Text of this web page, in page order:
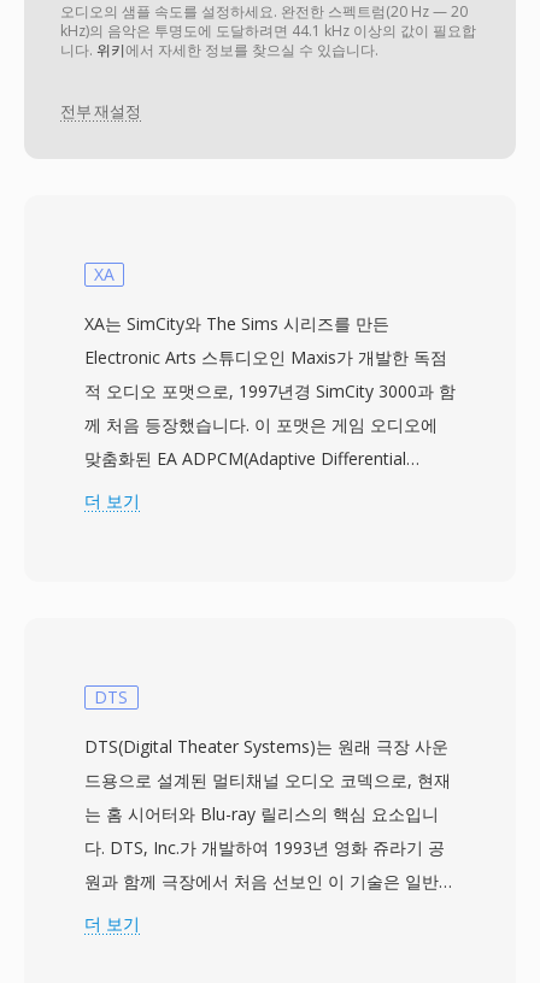
오디오의 샘플 속도를 설정하세요. 완전한 스펙트럼(20 Hz — 20
kHz)의 음악은 투명도에 도달하려면 44.1 kHz 이상의 값이 필요합
니다. 위키에서 자세한 정보를 찾으실 수 있습니다.
전부 재설정
XA
XA는 SimCity와 The Sims 시리즈를 만든
Electronic Arts 스튜디오인 Maxis가 개발한 독점
적 오디오 포맷으로, 1997년경 SimCity 3000과 함
께 처음 등장했습니다. 이 포맷은 게임 오디오에
맞춤화된 EA ADPCM(Adaptive Differential
Pulse-Code Modulation) 변형으로, 음악과 효과
부분을 렌더링과 시뮬레이션에 할당하는 게임에
지하면서 상당한 압축을 달성합니다. 이 포맷은
SimCity 4, The Sims 및 2000년대 초반의 다른
Maxis 타이틀에서도 계속 사용되었습니다. XA 오
디오의 추출과 변환은 FFmpeg와 모딩 커뮤니티
가 만든 전용 게임 에셋 추출기를 통해 가능합니
다. 개발자에게 실용적인 장점은 XA 파일이 메모
더 보기
DTS
DTS(Digital Theater Systems)는 원래 극장 사운
드용으로 설계된 멀티채널 오디오 코덱으로, 현재
는 홈 시어터와 Blu-ray 릴리스의 핵심 요소입니
다. DTS, Inc.가 개발하여 1993년 영화 쥬라기 공
원과 함께 극장에서 처음 선보인 이 기술은 일반적
으로 768 kbps~1.5 Mbps 비트레이트로 최대 5.1
더 보기